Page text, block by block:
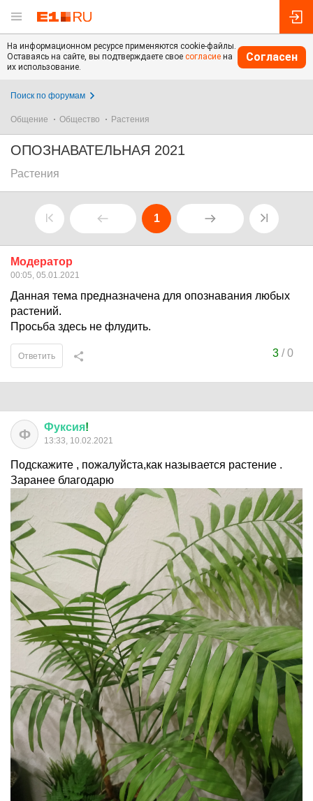
На информационном ресурсе применяются cookie-файлы.
Оставаясь на сайте, вы подтверждаете свое согласие на
их использование.
Согласен
Поиск по форумам
Общение Общество Растения
ОПОЗНАВАТЕЛЬНАЯ 2021
Растения
1
Модератор
00:05, 05.01.2021
Данная тема предназначена для опознавания любых
растений.
Просьба здесь не флудить.
3/0
Ответить
Ф Фуксия!
13:33, 10.02.2021
Подскажите , пожалуйста,как называется растение .
Заранее благодарю